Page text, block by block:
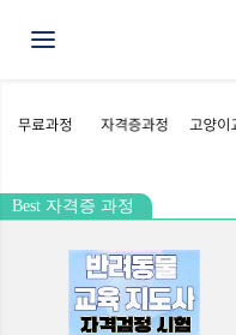
Toggle navigation
Best 자격증 과정